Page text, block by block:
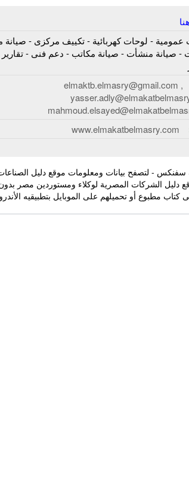
عمومية - لوحات كهربائية - تكييف مركزى - صيانة
- صيانة منشأت - صيانة مكاتب - دعم فنى - تقارير
elmaktb.elmasry@gmail.com ,
www.elmakatbelmasry.com
- لتصفح بيانات ومعلومات موقع دليل
دليل الشركات المصرية لوكلاء ومستوردين مصر
مطبوع أو تحميلهم على الموبايل بتطبيقيه